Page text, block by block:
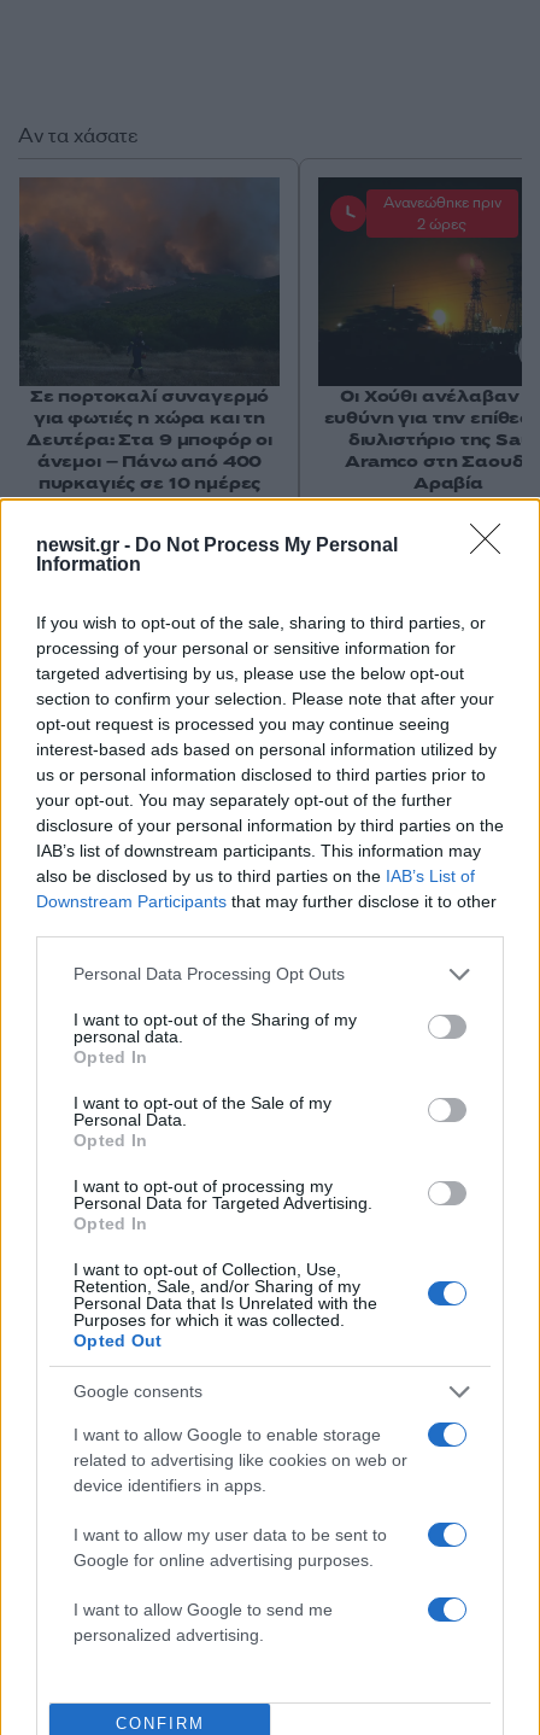
newsit.gr - Do Not Process My Personal
Information
If you wish to opt-out of the sale, sharing to third parties, or
processing of your personal or sensitive information for
targeted advertising by us, please use the below opt-out
section to confirm your selection. Please note that after your
opt-out request is processed you may continue seeing
interest-based ads based on personal information utilized by
us or personal information disclosed to third parties prior to
your opt-out. You may separately opt-out of the further
disclosure of your personal information by third parties on the
IAB’s list of downstream participants. This information may
also be disclosed by us to third parties on the IAB’s List of
Downstream Participants that may further disclose it to other
Please note that this website/app uses one or more Google
not limited to your visit or usage behaviour. You may click to
grant or deny consent to Google and its third-party tags to
use your data for below specified purposes in below Google
consent section.
Personal Data Processing Opt Outs
I want to opt-out of the Sharing of my
personal data.
Opted In
I want to opt-out of the Sale of my
Personal Data.
Opted In
I want to opt-out of processing my
Personal Data for Targeted Advertising.
Opted In
I want to opt-out of Collection, Use,
Retention, Sale, and/or Sharing of my
Personal Data that Is Unrelated with the
Purposes for which it was collected.
Opted Out
Google consents
I want to allow Google to enable storage
related to advertising like cookies on web or
device identifiers in apps.
I want to allow my user data to be sent to
Google for online advertising purposes.
I want to allow Google to send me
personalized advertising.
CONFIRM
Σχόλια
Σχολίασε εδώ
50 /50
Υποβολή σχολίου
Όροι Χρήσης. Το site προστατεύεται από reCAPTCHA, ισχύουν
Πολιτική Απορρήτου&
FINANCIAL TIMES
ΓΛΥΠΤΑ ΤΟΥ ΠΑΡΘΕΝΩΝΑ
ΕΠΙΣΤΡΟΦΗ ΓΛΥΠΤΩΝ
ΜΑΡΜΑΡΑ ΠΑΡΘΕΝΩΝΑ
Ακολουθήστε το Νewsit.gr στοGoogle News
ενημερωθείτε πρώτοι για όλη την ειδησεογραφία και τα
τελευταία νέα
Αν τα χάσατε
Σε πορτοκαλί συναγερμό
για φωτιές η χώρα και τη
Δευτέρα: Στα 9 μποφόρ οι
άνεμοι – Πάνω από 400
πυρκαγιές σε 10 ημέρες
Ανανεώθηκε πριν
2 ώρες
Οι Χούθι ανέλαβαν
ευθύνη για την
διυλιστήριο της
Aramco στη
Αραβία
Κωνσταντίνος Αργυρός και Αλεξάνδρα
με τα δύο παιδιά τους
Η Άννα Βίσση ξετρελάθηκε με μπάντα που
Θρήνος για τον Λιονέλ Μέσι – Πέθανε ο